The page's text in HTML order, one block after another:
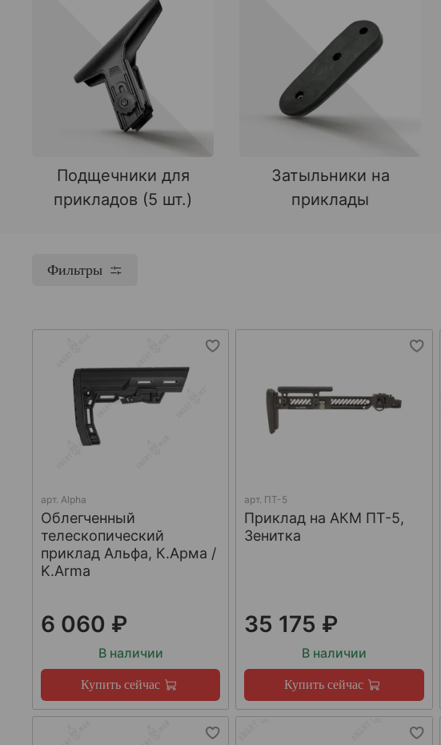
Подщечники для
прикладов (5 шт.)
Затыльники на
приклады
Фильтры
арт. Alpha
Облегченный
телескопический
приклад Альфа, К.Арма /
K.Arma
6 060 ₽
В наличии
Купить сейчас
арт. ПТ-5
Приклад на АКМ ПТ-5,
Зенитка
35 175 ₽
В наличии
Купить сейчас